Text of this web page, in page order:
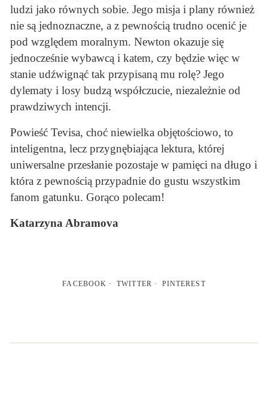
ludzi jako równych sobie. Jego misja i plany również
nie są jednoznaczne, a z pewnością trudno ocenić je
pod względem moralnym. Newton okazuje się
jednocześnie wybawcą i katem, czy będzie więc w
stanie udźwignąć tak przypisaną mu rolę? Jego
dylematy i losy budzą współczucie, niezależnie od
prawdziwych intencji.
Powieść Tevisa, choć niewielka objętościowo, to
inteligentna, lecz przygnębiająca lektura, której
uniwersalne przesłanie pozostaje w pamięci na długo i
która z pewnością przypadnie do gustu wszystkim
fanom gatunku. Gorąco polecam!
Katarzyna Abramova
FACEBOOK TWITTER PINTEREST